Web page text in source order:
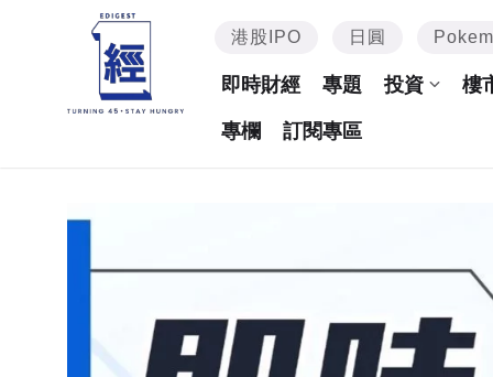
港股IPO 日圓
即時財經 專題 投資 樓
專欄 訂閱專區